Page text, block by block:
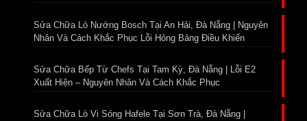
Sửa Chữa Lò Nướng Bosch Tại An Hải, Đà Nẵng | Nguyên
Nhân Và Cách Khắc Phục Lỗi Hỏng Bảng Điều Khiển
Sửa Chữa Bếp Từ Chefs Tại Tam Kỳ, Đà Nẵng | Lỗi E2
Xuất Hiện – Nguyên Nhân Và Cách Khắc Phục
Sửa Chữa Lò Vi Sóng Hafele Tại Sơn Trà, Đà Nẵng |